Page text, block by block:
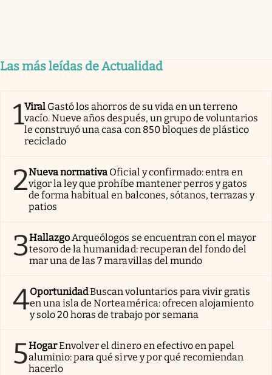
Las más leídas de Actualidad
1Viral Gastó los ahorros de su vida en un terreno
vacío. Nueve años después, un grupo de voluntarios
le construyó una casa con 850 bloques de plástico
reciclado
2Nueva normativa Oficial y confirmado: entra en
vigor la ley que prohíbe mantener perros y gatos
de forma habitual en balcones, sótanos, terrazas y
patios
3Hallazgo Arqueólogos se encuentran con el mayor
tesoro de la humanidad: recuperan del fondo del
mar una de las 7 maravillas del mundo
4OportunidadBuscan voluntarios para vivir gratis
en una isla de Norteamérica: ofrecen alojamiento
y solo 20 horas de trabajo por semana
5HogarEnvolver el dinero en efectivo en papel
aluminio: para qué sirve y por qué recomiendan
hacerlo